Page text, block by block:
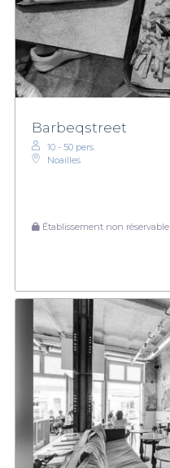
Barbeqstreet
10 - 50 pers.
Noailles
Établissement non réservable